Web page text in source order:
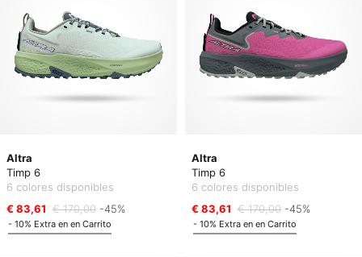
Altra
Timp 6
6 colores disponibles
€ 83,61 € 170,00 -45%
- 10% Extra en en Carrito
Altra
Timp 6
6 colores disponibles
€ 83,61 € 170,00 -45%
- 10% Extra en en Carrito